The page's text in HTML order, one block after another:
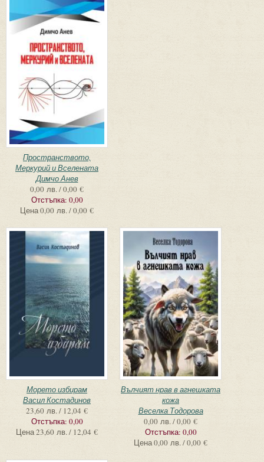
Пространството,
Меркурий и Вселената
Димчо Анев
0,00 лв. / 0,00 €
Отстъпка: 0,00
Цена0,00 лв. / 0,00 €
Морето избирам
Васил Костадинов
23,60 лв. / 12,04 €
Отстъпка: 0,00
Цена23,60 лв. / 12,04 €
Вълчият нрав в агнешката
кожа
Веселка Тодорова
0,00 лв. / 0,00 €
Отстъпка: 0,00
Цена0,00 лв. / 0,00 €